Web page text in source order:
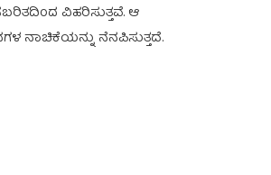
ವಿಹರಿಸುತ್ತವೆ. ಆ
ನಾಚಿಕೆಯನ್ನು ನೆನಪಿಸುತ್ತದೆ.